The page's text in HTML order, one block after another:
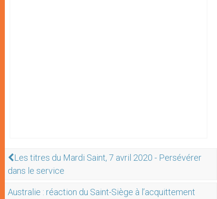
Les titres du Mardi Saint, 7 avril 2020 - Persévérer
dans le service
Australie : réaction du Saint-Siège à l’acquittement